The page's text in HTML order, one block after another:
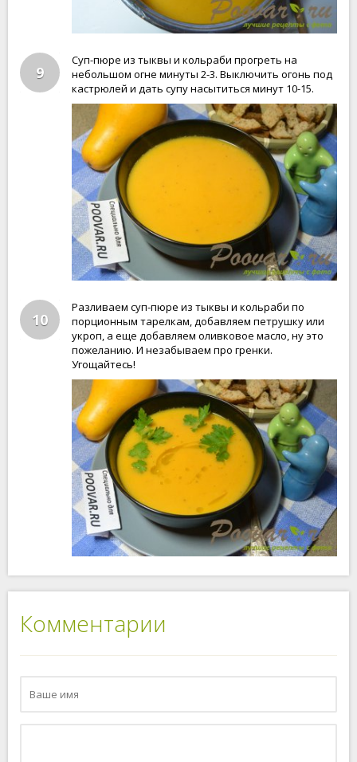
9
Суп-пюре из тыквы и кольраби прогреть на
небольшом огне минуты 2-3. Выключить огонь под
кастрюлей и дать супу насытиться минут 10-15.
10
Разливаем суп-пюре из тыквы и кольраби по
порционным тарелкам, добавляем петрушку или
укроп, а еще добавляем оливковое масло, ну это
пожеланию. И незабываем про гренки.
Угощайтесь!
Комментарии